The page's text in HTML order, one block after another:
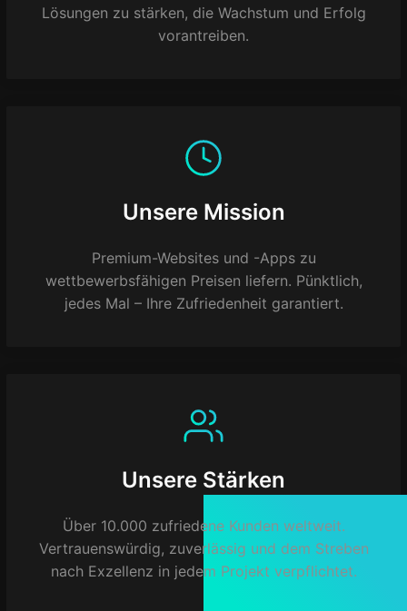
Lösungen zu stärken, die Wachstum und Erfolg
vorantreiben.
Unsere Mission
Premium-Websites und -Apps zu
wettbewerbsfähigen Preisen liefern. Pünktlich,
jedes Mal – Ihre Zufriedenheit garantiert.
Unsere Stärken
Über 10.000 zufriedene Kunden weltweit.
Vertrauenswürdig, zuverlässig und dem Streben
nach Exzellenz in jedem Projekt verpflichtet.